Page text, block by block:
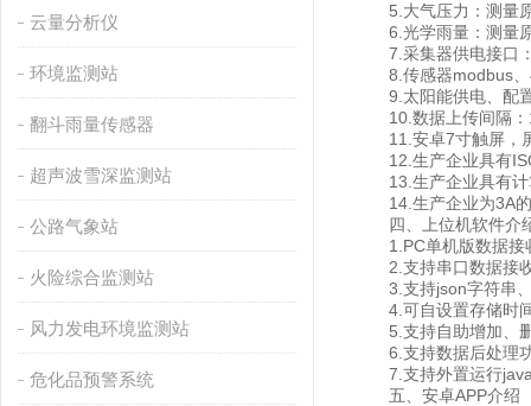
云量分析仪
环境监测站
翻斗雨量传感器
超声波雪深监测站
公路气象站
火险综合监测站
风力发电环境监测站
危化品预警系统
5.大气压力：测量原
6.光学雨量：测量原
7.采集器供电接口：
8.传感器modbus、
9.太阳能供电、配置
10.数据上传间隔：
11.安卓7寸触屏，屏
12.生产企业具有ISO
13.生产企业具有计
14.生产企业为3A的
四、上位机软件介
1.PC单机版数据接
2.支持串口数据接
3.支持json字符串、
4.可自设置存储时间
5.支持自助增加、删
6.支持数据后处理
7.支持外置运行
五、安卓APP介绍